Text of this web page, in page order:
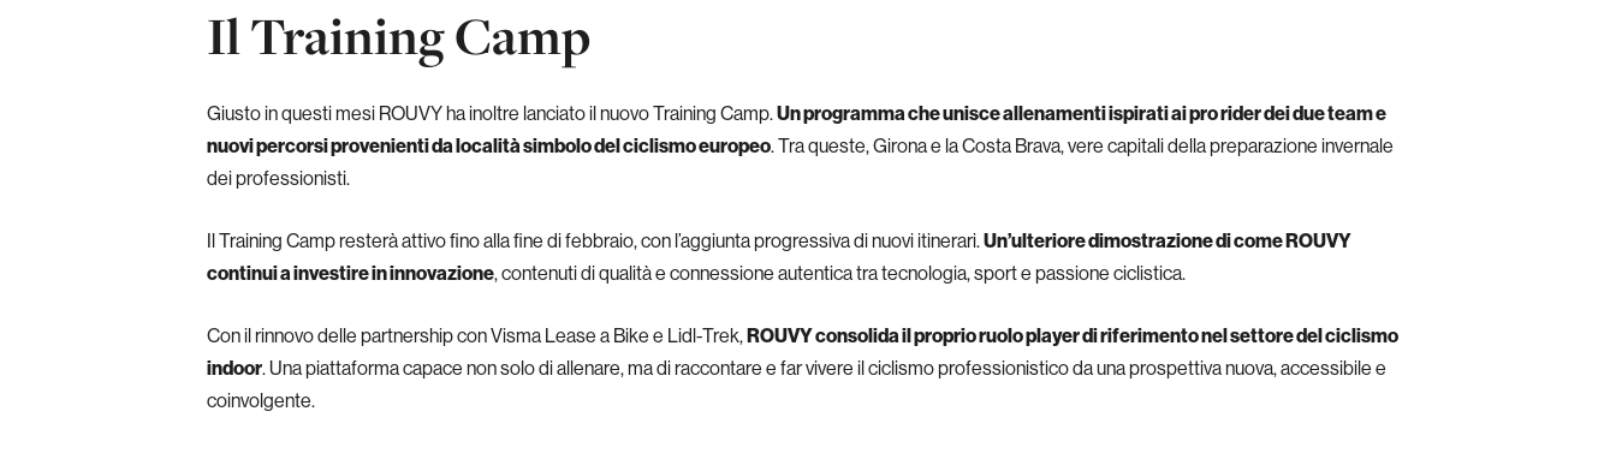
Il Training Camp
Giusto in questi mesi ROUVY ha inoltre lanciato il nuovo Training Camp.Un programma che unisce allenamenti ispirati ai pro rider dei due team e
nuovi percorsi provenienti da località simbolo del ciclismo europeo. Tra queste, Girona e la Costa Brava, vere capitali della preparazione invernale
dei professionisti.
Il Training Camp resterà attivo fino alla fine di febbraio, con l’aggiunta progressiva di nuovi itinerari.Un’ulteriore dimostrazione di come ROUVY
continui a investire in innovazione, contenuti di qualità e connessione autentica tra tecnologia, sport e passione ciclistica.
Con il rinnovo delle partnership con Visma Lease a Bike e Lidl-Trek,ROUVY consolida il proprio ruolo player di riferimento nel settore del ciclismo
indoor. Una piattaforma capace non solo di allenare, ma di raccontare e far vivere il ciclismo professionistico da una prospettiva nuova, accessibile e
coinvolgente.